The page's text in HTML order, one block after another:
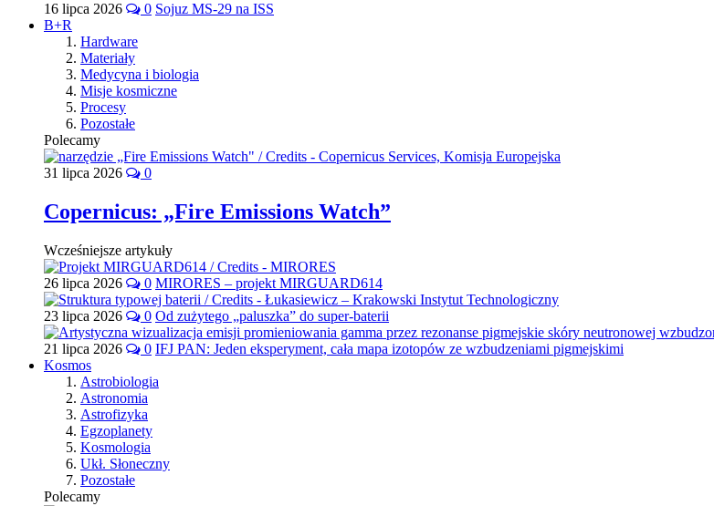
16 lipca 2026 0 Sojuz MS-29 na ISS
B+R
Hardware
Materiały
Medycyna i biologia
Misje kosmiczne
Procesy
Pozostałe
Polecamy
31 lipca 2026 0
Copernicus: „Fire Emissions Watch”
Wcześniejsze artykuły
26 lipca 2026 0 MIRORES – projekt MIRGUARD614
23 lipca 2026 0 Od zużytego „paluszka” do super-baterii
21 lipca 2026 0 IFJ PAN: Jeden eksperyment, cała mapa izotopów ze wzbudzeniami pigmejskimi
Kosmos
Astrobiologia
Astronomia
Astrofizyka
Egzoplanety
Kosmologia
Ukł. Słoneczny
Pozostałe
Polecamy